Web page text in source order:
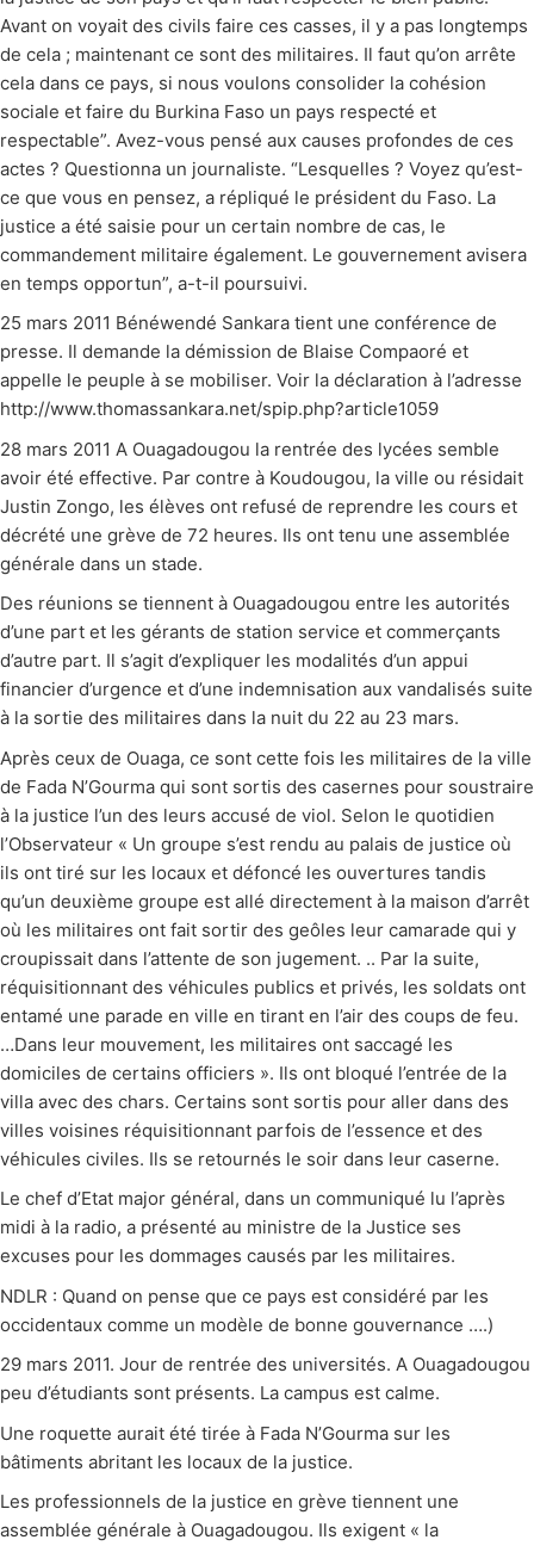
Avant on voyait des civils faire ces casses, il y a pas longtemps
de cela ; maintenant ce sont des militaires. Il faut qu’on arrête
cela dans ce pays, si nous voulons consolider la cohésion
sociale et faire du Burkina Faso un pays respecté et
respectable”. Avez-vous pensé aux causes profondes de ces
actes ? Questionna un journaliste. “Lesquelles ? Voyez qu’est-
ce que vous en pensez, a répliqué le président du Faso. La
justice a été saisie pour un certain nombre de cas, le
commandement militaire également. Le gouvernement avisera
en temps opportun”, a-t-il poursuivi.
25 mars 2011 Bénéwendé Sankara tient une conférence de
presse. Il demande la démission de Blaise Compaoré et
appelle le peuple à se mobiliser. Voir la déclaration à l’adresse
http://www.thomassankara.net/spip.php?article1059
28 mars 2011 A Ouagadougou la rentrée des lycées semble
avoir été effective. Par contre à Koudougou, la ville ou résidait
Justin Zongo, les élèves ont refusé de reprendre les cours et
décrété une grève de 72 heures. Ils ont tenu une assemblée
générale dans un stade.
Des réunions se tiennent à Ouagadougou entre les autorités
d’une part et les gérants de station service et commerçants
d’autre part. Il s’agit d’expliquer les modalités d’un appui
financier d’urgence et d’une indemnisation aux vandalisés suite
à la sortie des militaires dans la nuit du 22 au 23 mars.
Après ceux de Ouaga, ce sont cette fois les militaires de la ville
de Fada N’Gourma qui sont sortis des casernes pour soustraire
à la justice l’un des leurs accusé de viol. Selon le quotidien
l’Observateur « Un groupe s’est rendu au palais de justice où
ils ont tiré sur les locaux et défoncé les ouvertures tandis
qu’un deuxième groupe est allé directement à la maison d’arrêt
où les militaires ont fait sortir des geôles leur camarade qui y
croupissait dans l’attente de son jugement. .. Par la suite,
réquisitionnant des véhicules publics et privés, les soldats ont
entamé une parade en ville en tirant en l’air des coups de feu.
…Dans leur mouvement, les militaires ont saccagé les
domiciles de certains officiers ». Ils ont bloqué l’entrée de la
villa avec des chars. Certains sont sortis pour aller dans des
villes voisines réquisitionnant parfois de l’essence et des
véhicules civiles. Ils se retournés le soir dans leur caserne.
Le chef d’Etat major général, dans un communiqué lu l’après
midi à la radio, a présenté au ministre de la Justice ses
excuses pour les dommages causés par les militaires.
NDLR : Quand on pense que ce pays est considéré par les
occidentaux comme un modèle de bonne gouvernance ….)
29 mars 2011. Jour de rentrée des universités. A Ouagadougou
peu d’étudiants sont présents. La campus est calme.
Une roquette aurait été tirée à Fada N’Gourma sur les
bâtiments abritant les locaux de la justice.
Les professionnels de la justice en grève tiennent une
assemblée générale à Ouagadougou. Ils exigent « la